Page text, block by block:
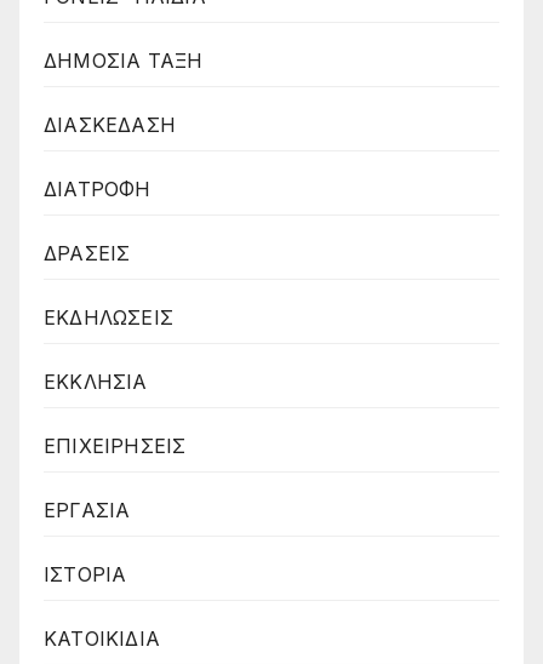
ΔΗΜΟΣΙΑ ΤΑΞΗ
ΔΙΑΣΚΕΔΑΣΗ
ΔΙΑΤΡΟΦΗ
ΔΡΑΣΕΙΣ
ΕΚΔΗΛΩΣΕΙΣ
ΕΚΚΛΗΣΙΑ
ΕΠΙΧΕΙΡΗΣΕΙΣ
ΕΡΓΑΣΙΑ
ΙΣΤΟΡΙΑ
ΚΑΤΟΙΚΙΔΙΑ